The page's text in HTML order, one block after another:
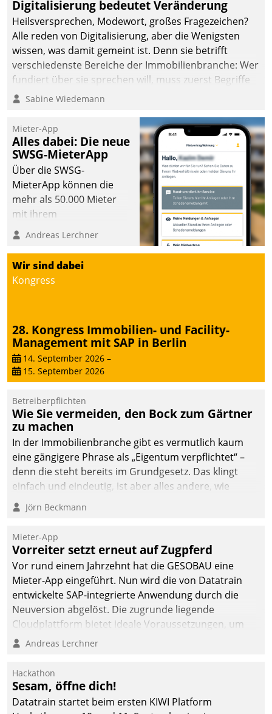
Digitalisierung bedeutet Veränderung
Heilsversprechen, Modewort, großes Fragezeichen?
Alle reden von Digitalisierung, aber die Wenigsten
wissen, was damit gemeint ist. Denn sie betrifft
verschiedenste Bereiche der Immobilienbranche: Wer
fundiert über sie sprechen will, muss zuerst Begriffe
klären. Ein Aspekt ist die betriebliche Optimierung:
Einsparungen durch optimierte und automatisierte
Prozesse. Doch man darf nicht zu viel erwarten: Allein
mit der Einführung einer neuen Software ist es nicht
getan. Die Digitalisierung erfordert von Unternehmen
die Bereitschaft, sich zu überprüfen, zu hinterfragen
und zu verändern.
Sabine Wiedemann
Mieter-App
Alles dabei: Die neue
SWSG-MieterApp
Über die SWSG-
MieterApp können die
mehr als 50.000 Mieter
mit ihrem
Wohnungsunternehmen
kommunizieren, auf dem
Laufenden bleiben, Daten
einsehen und ändern
oder
Uhr.
Andreas Lerchner
Wir sind dabei
Kongress
28. Kongress Immobilien- und Facility-
Management mit SAP in Berlin
14. September 2026 –
15. September 2026
Betreiberpflichten
Wie Sie vermeiden, den Bock zum Gärtner
zu machen
In der Immobilienbranche gibt es vermutlich kaum
eine gängigere Phrase als „Eigentum verpflichtet“ –
denn die steht bereits im Grundgesetz. Das klingt
einfach und eindeutig, ist aber alles andere, wie
Branchenbeschäftigte wissen. Denn mit der
Verantwortung folgen Verpflichtungen.
Jörn Beckmann
Mieter-App
Vorreiter setzt erneut auf Zugpferd
Vor rund einem Jahrzehnt hat die GESOBAU eine
Mieter-App eingeführt. Nun wird die von Datatrain
entwickelte SAP-integrierte Anwendung durch die
Neuversion abgelöst. Die zugrunde liegende
Cloudplattform bietet ideale Voraussetzungen, um
die Funktionalität der App zu erweitern und weitere
integrieren.
Andreas Lerchner
Hackathon
Sesam, öffne dich!
Datatrain startet beim ersten KIWI Platform